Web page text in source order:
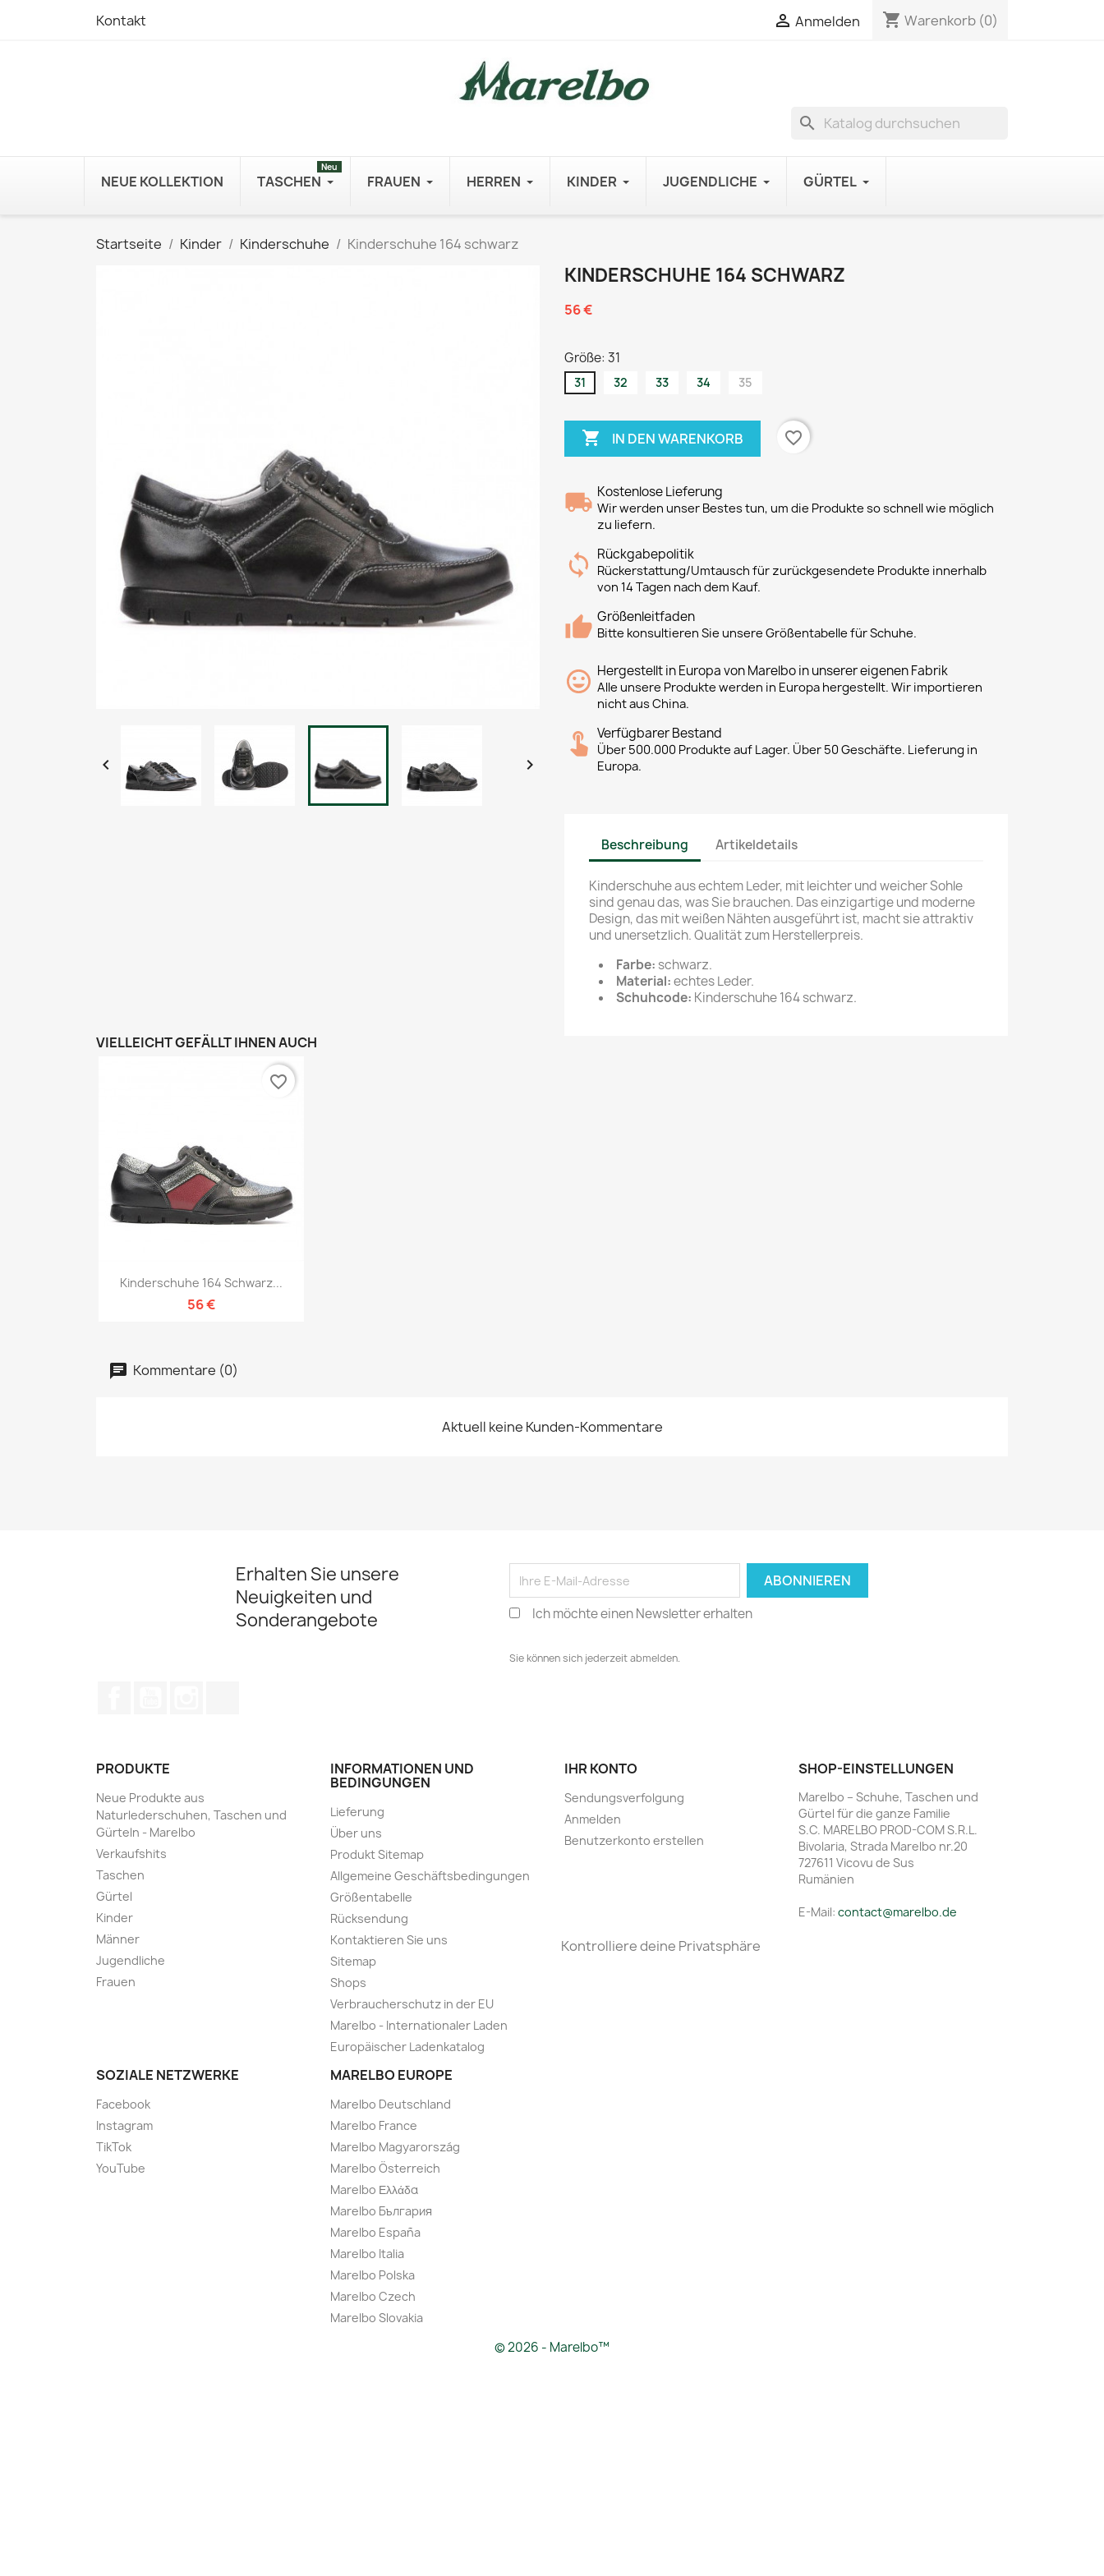
Kontakt  Anmelden shopping_cart Warenkorb (0)
search
NEUE KOLLEKTION TASCHEN
Neu
FRAUEN HERREN KINDER JUGENDLICHE GÜRTEL
Startseite Kinder Kinderschuhe Kinderschuhe 164 schwarz
 
KINDERSCHUHE 164 SCHWARZ
56 €
Größe: 31
31 32 33 34 35
 IN DEN WARENKORB favorite_border
Kostenlose Lieferung
Wir werden unser Bestes tun, um die Produkte so schnell wie möglich
zu liefern.
Rückgabepolitik
Rückerstattung/Umtausch für zurückgesendete Produkte innerhalb
von 14 Tagen nach dem Kauf.
Größenleitfaden
Bitte konsultieren Sie unsere Größentabelle für Schuhe.
Hergestellt in Europa von Marelbo in unserer eigenen Fabrik
Alle unsere Produkte werden in Europa hergestellt. Wir importieren
nicht aus China.
Verfügbarer Bestand
Über 500.000 Produkte auf Lager. Über 50 Geschäfte. Lieferung in
Europa.
Beschreibung Artikeldetails
Kinderschuhe aus echtem Leder, mit leichter und weicher Sohle
sind genau das, was Sie brauchen. Das einzigartige und moderne
Design, das mit weißen Nähten ausgeführt ist, macht sie attraktiv
und unersetzlich. Qualität zum Herstellerpreis.
Farbe: schwarz.
Material:echtes Leder.
Schuhcode: Kinderschuhe 164 schwarz.
VIELLEICHT GEFÄLLT IHNEN AUCH
Vorschau
Kinderschuhe 164 Schwarz...
56 €
favorite_border
Kommentare (0)
Aktuell keine Kunden-Kommentare
Erhalten Sie unsere
Neuigkeiten und
Sonderangebote
Ich möchte einen Newsletter erhalten
Sie können sich jederzeit abmelden.
PRODUKTE
Neue Produkte aus
Naturlederschuhen, Taschen und
Gürteln - Marelbo
Verkaufshits
Taschen
Gürtel
Kinder
Männer
Jugendliche
Frauen
INFORMATIONEN UND
BEDINGUNGEN
Lieferung
Über uns
Produkt Sitemap
Allgemeine Geschäftsbedingungen
Größentabelle
Rücksendung
Kontaktieren Sie uns
Sitemap
Shops
Verbraucherschutz in der EU
Marelbo - Internationaler Laden
Europäischer Ladenkatalog
SOZIALE NETZWERKE
Facebook
Instagram
TikTok
YouTube
MARELBO EUROPE
Marelbo Deutschland
Marelbo France
Marelbo Magyarország
Marelbo Österreich
Marelbo Ελλάδα
Marelbo България
Marelbo España
Marelbo Italia
Marelbo Polska
Marelbo Czech
Marelbo Slovakia
IHR KONTO
Sendungsverfolgung
Anmelden
Benutzerkonto erstellen
SHOP-EINSTELLUNGEN
Marelbo – Schuhe, Taschen und
Gürtel für die ganze Familie
S.C. MARELBO PROD-COM S.R.L.
Bivolaria, Strada Marelbo nr.20
727611 Vicovu de Sus
Rumänien
E-Mail: contact@marelbo.de
Kontrolliere deine Privatsphäre
© 2026 - Marelbo™